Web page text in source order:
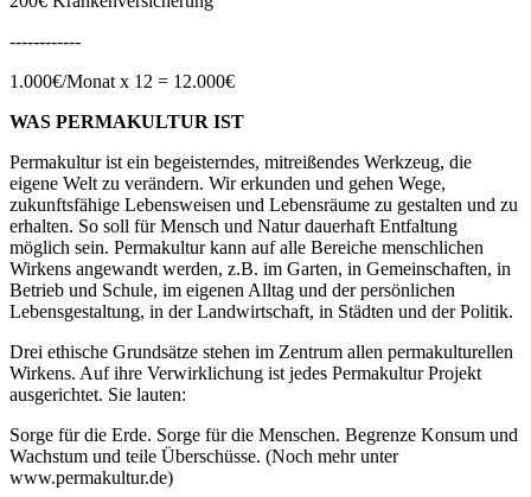
------------
1.000€/Monat x 12 = 12.000€
WAS PERMAKULTUR IST
Permakultur ist ein begeisterndes, mitreißendes Werkzeug, die
eigene Welt zu verändern. Wir erkunden und gehen Wege,
zukunftsfähige Lebensweisen und Lebensräume zu gestalten und zu
erhalten. So soll für Mensch und Natur dauerhaft Entfaltung
möglich sein. Permakultur kann auf alle Bereiche menschlichen
Wirkens angewandt werden, z.B. im Garten, in Gemeinschaften, in
Betrieb und Schule, im eigenen Alltag und der persönlichen
Lebensgestaltung, in der Landwirtschaft, in Städten und der Politik.
Drei ethische Grundsätze stehen im Zentrum allen permakulturellen
Wirkens. Auf ihre Verwirklichung ist jedes Permakultur Projekt
ausgerichtet. Sie lauten:
Sorge für die Erde. Sorge für die Menschen. Begrenze Konsum und
Wachstum und teile Überschüsse. (Noch mehr unter
www.permakultur.de)